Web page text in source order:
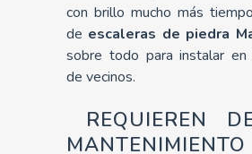
con brillo mucho más
de escaleras de piedra
sobre todo para instalar en
de vecinos.
REQUIEREN
MANTENIMIENTO